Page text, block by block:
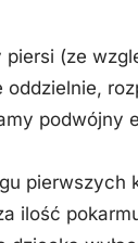
(ze
podwójny
pierwszych
ilość